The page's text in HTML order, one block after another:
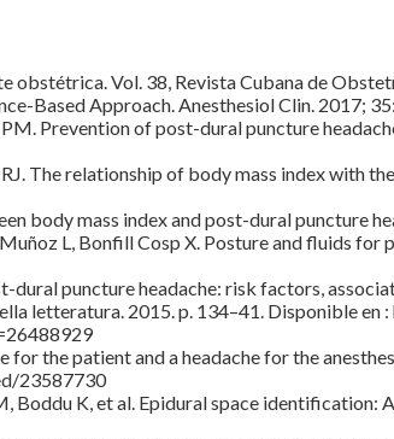
obstétrica. Vol. 38, Revista Cubana de
Based Approach. Anesthesiol Clin. 2017;
PM. Prevention of post-dural puncture
The relationship of body mass index with
body mass index and post-dural puncture
L, Bonfill Cosp X. Posture and fluids
puncture headache: risk factors,
letteratura. 2015. p. 134–41. Disponible
for the patient and a headache for the
23587730
Boddu K, et al. Epidural space